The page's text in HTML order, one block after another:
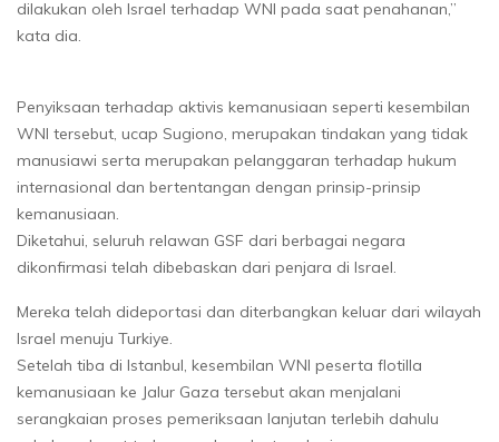
dilakukan oleh Israel terhadap WNI pada saat penahanan,”
kata dia.
Penyiksaan terhadap aktivis kemanusiaan seperti kesembilan
WNI tersebut, ucap Sugiono, merupakan tindakan yang tidak
manusiawi serta merupakan pelanggaran terhadap hukum
internasional dan bertentangan dengan prinsip-prinsip
kemanusiaan.
Diketahui, seluruh relawan GSF dari berbagai negara
dikonfirmasi telah dibebaskan dari penjara di Israel.
Mereka telah dideportasi dan diterbangkan keluar dari wilayah
Israel menuju Turkiye.
Setelah tiba di Istanbul, kesembilan WNI peserta flotilla
kemanusiaan ke Jalur Gaza tersebut akan menjalani
serangkaian proses pemeriksaan lanjutan terlebih dahulu